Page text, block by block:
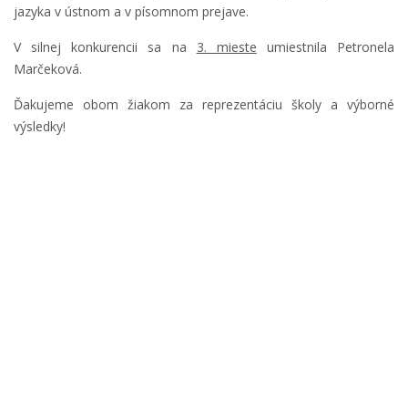
jazyka v ústnom a v písomnom prejave.
V silnej konkurencii sa na 3. mieste umiestnila Petronela
Marčeková.
Ďakujeme obom žiakom za reprezentáciu školy a výborné
výsledky!